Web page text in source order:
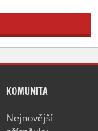
KOMUNITA
Nejnovější